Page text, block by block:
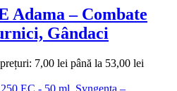
Adama – Combate
Gândaci
7,00 lei până la 53,00 lei